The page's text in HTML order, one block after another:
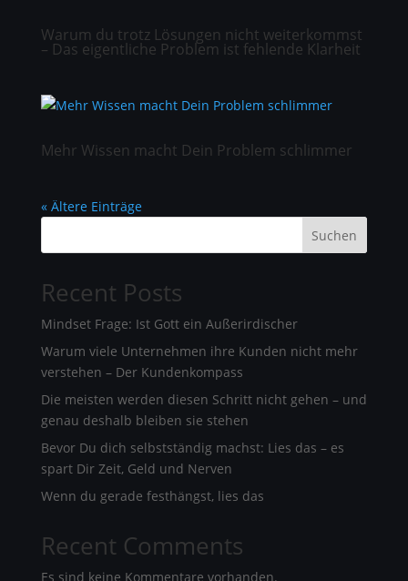
Warum du trotz Lösungen nicht weiterkommst
– Das eigentliche Problem ist fehlende Klarheit
Mehr Wissen macht Dein Problem schlimmer
« Ältere Einträge
Suchen
Recent Posts
Mindset Frage: Ist Gott ein Außerirdischer
Warum viele Unternehmen ihre Kunden nicht mehr
verstehen – Der Kundenkompass
Die meisten werden diesen Schritt nicht gehen – und
genau deshalb bleiben sie stehen
Bevor Du dich selbstständig machst: Lies das – es
spart Dir Zeit, Geld und Nerven
Wenn du gerade festhängst, lies das
Recent Comments
Es sind keine Kommentare vorhanden.